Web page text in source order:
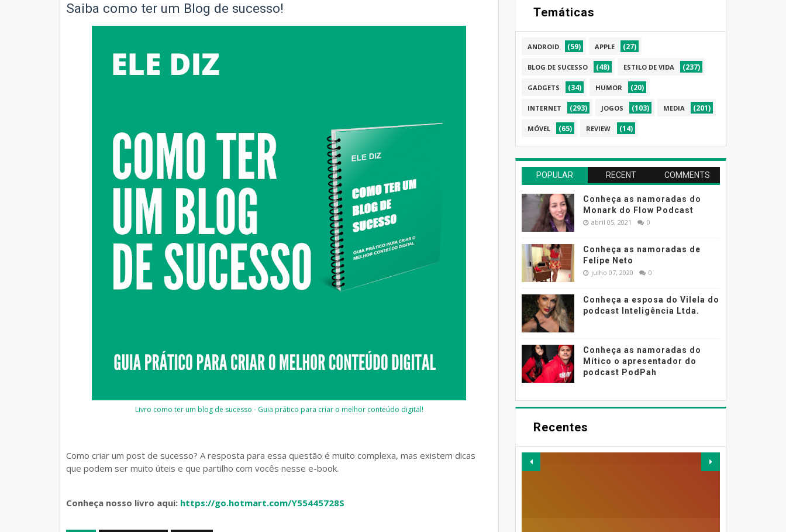
Saiba como ter um Blog de sucesso!
Livro como ter um blog de sucesso - Guia prático para criar o melhor conteúdo digital!
Como criar um post de sucesso? A resposta para essa questão é muito complexa, mas existem dicas
que podem ser muito úteis e que partilho com vocês nesse e-book.
Conheça nosso livro aqui: https://go.hotmart.com/Y55445728S
Temáticas
ANDROID (59) APPLE (27)
BLOG DE SUCESSO (48) ESTILO DE VIDA (237)
GADGETS (34) HUMOR (20)
INTERNET (293) JOGOS (103) MEDIA (201)
MÓVEL (65) REVIEW (14)
POPULAR RECENT COMMENTS
Conheça as namoradas do
Monark do Flow Podcast
abril 05, 2021 0
Conheça as namoradas de
Felipe Neto
julho 07, 2020 0
Conheça a esposa do Vilela do
podcast Inteligência Ltda.
Conheça as namoradas do
Mítico o apresentador do
podcast PodPah
Recentes